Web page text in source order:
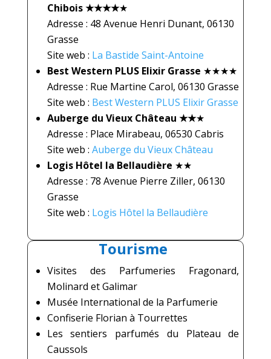
Chibois★★★★★
Adresse : 48 Avenue Henri Dunant, 06130
Grasse
Site web : La Bastide Saint-Antoine
Best Western PLUS Elixir Grasse ★★★★
Adresse : Rue Martine Carol, 06130 Grasse
Site web : Best Western PLUS Elixir Grasse
Auberge du Vieux Château ★★★
Adresse : Place Mirabeau, 06530 Cabris
Site web : Auberge du Vieux Château
Logis Hôtel la Bellaudière ★★
Adresse : 78 Avenue Pierre Ziller, 06130
Grasse
Site web : Logis Hôtel la Bellaudière
Tourisme
Visites des Parfumeries Fragonard,
Molinard et Galimar
Musée International de la Parfumerie
Confiserie Florian à Tourrettes
Les sentiers parfumés du Plateau de
Caussols